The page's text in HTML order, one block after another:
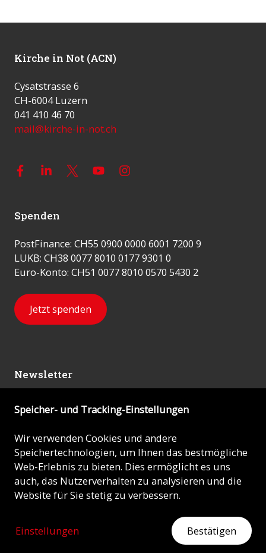
ZEIGEN SIE HERZ
Kirche in Not (ACN)
Cysatstrasse 6
CH-6004 Luzern
041 410 46 70
mail@kirche-in-not.ch
Spenden
PostFinance: CH55 0900 0000 6001 7200 9
LUKB: CH38 0077 8010 0177 9301 0
Euro-Konto: CH51 0077 8010 0570 5430 2
Jetzt spenden
Newsletter
Abonnieren
© 2026 - KIRCHE IN NOT (ACN)
Impressum
Speicher- und Tracking-Einstellungen
Wir verwenden Cookies und andere
Speichertechnologien, um Ihnen das bestmögliche
Web-Erlebnis zu bieten. Dies ermöglicht es uns
auch, das Nutzerverhalten zu analysieren und die
Website für Sie stetig zu verbessern.
Einstellungen Bestätigen